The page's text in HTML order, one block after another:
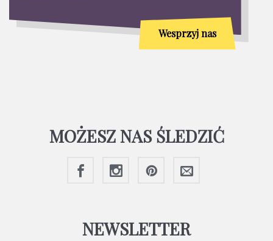
Wesprzyj nas
MOŻESZ NAS ŚLEDZIĆ
NEWSLETTER